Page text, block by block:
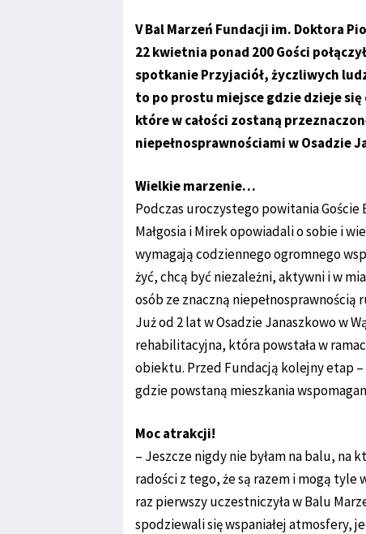
V Bal Marzeń Fundacji im. Doktora
22 kwietnia ponad 200 Gości
spotkanie Przyjaciół, życzliwych
to po prostu miejsce gdzie dzieje
które w całości zostaną
niepełnosprawnościami w Osadzie
Wielkie marzenie…
Podczas uroczystego powitania
Małgosia i Mirek opowiadali o sobie i
wymagają codziennego ogromnego
żyć, chcą być niezależni, aktywni i w
osób ze znaczną
Już od 2 lat w Osadzie Janaszkowo w
rehabilitacyjna, która powstała w
obiektu. Przed Fundacją kolejny etap
gdzie powstaną mieszkania
Moc atrakcji!
– Jeszcze nigdy nie byłam na balu, na
radości z tego, że są razem i mogą tyle
raz pierwszy uczestniczyła w Balu
spodziewali się wspaniałej atmosfery,